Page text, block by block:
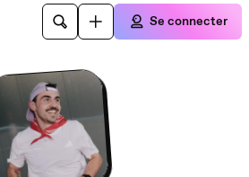
Se connecter